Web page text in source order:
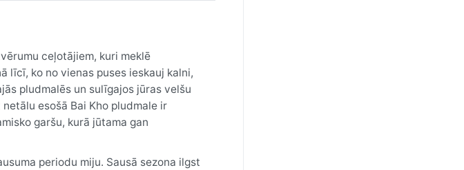
ceļotājiem, kuri meklē
līcī, ko no vienas puses ieskauj kalni,
pludmalēs un sulīgajos jūras velšu
esošā Bai Kho pludmale ir
garšu, kurā jūtama gan
periodu miju. Sausā sezona ilgst